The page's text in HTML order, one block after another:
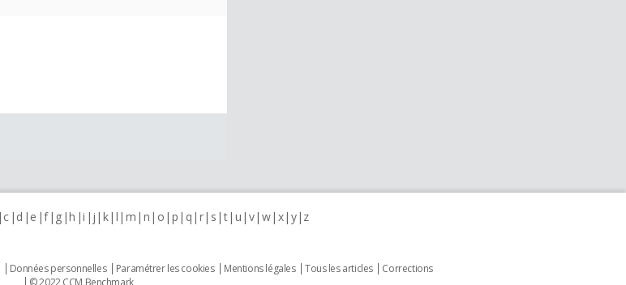
c d e f g h i j k l m n o p q r s t u v w x y z
Données personnelles Paramétrer les cookies Mentions légales Tous les articles
Corrections
© 2022 CCM Benchmark